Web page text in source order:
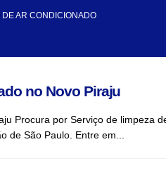
AR CONDICIONADO
no Novo Piraju
Procura por Serviço de limpeza
de São Paulo. Entre em...